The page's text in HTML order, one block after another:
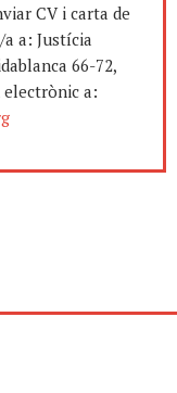
CV i carta de
a a: Justícia
66-72,
electrònic a: